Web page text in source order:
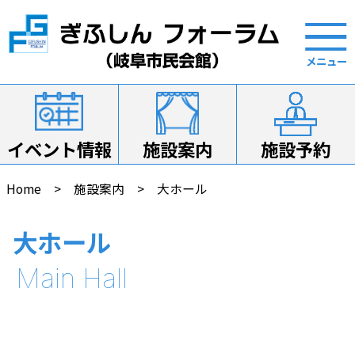
イベント情報 施設案内 施設予約
Home 施設案内 大ホール
大ホール